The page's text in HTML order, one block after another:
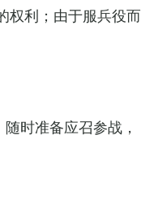
权利；由于服兵役而
时准备应召参战，